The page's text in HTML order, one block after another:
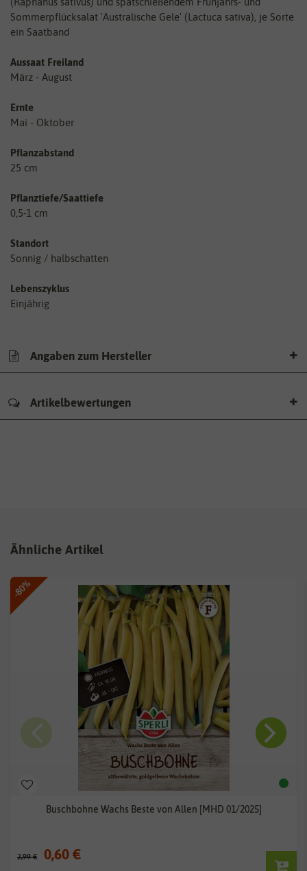
Sommerpflücksalat 'Australische Gele' (Lactuca sativa), je Sorte
ein Saatband
Aussaat Freiland
März - August
Ernte
Mai - Oktober
Pflanzabstand
25 cm
Pflanztiefe/Saattiefe
0,5-1 cm
Standort
Sonnig / halbschatten
Lebenszyklus
Einjährig
Angaben zum Hersteller
Artikelbewertungen
Ähnliche Artikel
-80%
Buschbohne Wachs Beste von Allen [MHD 01/2025]
2,99 € 0,60 €